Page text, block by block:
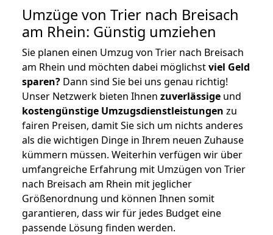
Umzüge von Trier nach Breisach
am Rhein: Günstig umziehen
Sie planen einen Umzug von Trier nach Breisach
am Rhein und möchten dabei möglichstviel Geld
sparen? Dann sind Sie bei uns genau richtig!
Unser Netzwerk bieten Ihnen zuverlässige und
kostengünstige Umzugsdienstleistungen zu
fairen Preisen, damit Sie sich um nichts anderes
als die wichtigen Dinge in Ihrem neuen Zuhause
kümmern müssen. Weiterhin verfügen wir über
umfangreiche Erfahrung mit Umzügen von Trier
nach Breisach am Rhein mit jeglicher
Größenordnung und können Ihnen somit
garantieren, dass wir für jedes Budget eine
passende Lösung finden werden.